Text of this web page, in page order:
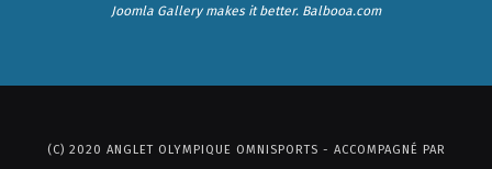
Joomla Gallerymakes it better. Balbooa.com
(C) 2020 ANGLET OLYMPIQUE OMNISPORTS - ACCOMPAGNÉ PAR